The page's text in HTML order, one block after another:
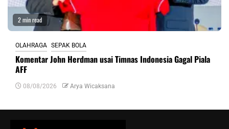
2 min read
OLAHRAGA SEPAK BOLA
Komentar John Herdman usai Timnas Indonesia Gagal Piala
AFF
08/08/2026 Arya Wicaksana